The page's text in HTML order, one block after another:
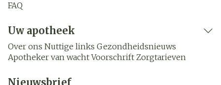
FAQ
Uw apotheek
Over ons Nuttige links Gezondheidsnieuws
Apotheker van wacht Voorschrift Zorgtarieven
Nieuwsbrief